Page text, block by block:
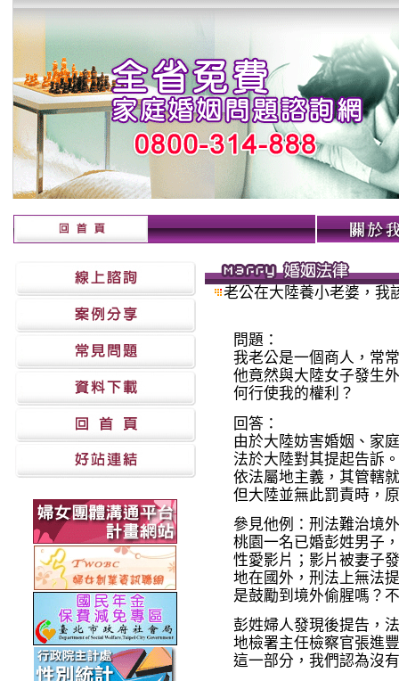
老公在大陸養小老婆，我
問題：
我老公是一個商人，常
他竟然與大陸女子發生
何行使我的權利？
回答：
由於大陸妨害婚姻、家
法於大陸對其提起告訴
依法屬地主義，其管轄
但大陸並無此罰責時，
參見他例：刑法難治境
桃園一名已婚彭姓男子
性愛影片；影片被妻子
地在國外，刑法上無法
是鼓勵到境外偷腥嗎？
彭姓婦人發現後提告，
地檢署主任檢察官張進
這一部分，我們認為沒